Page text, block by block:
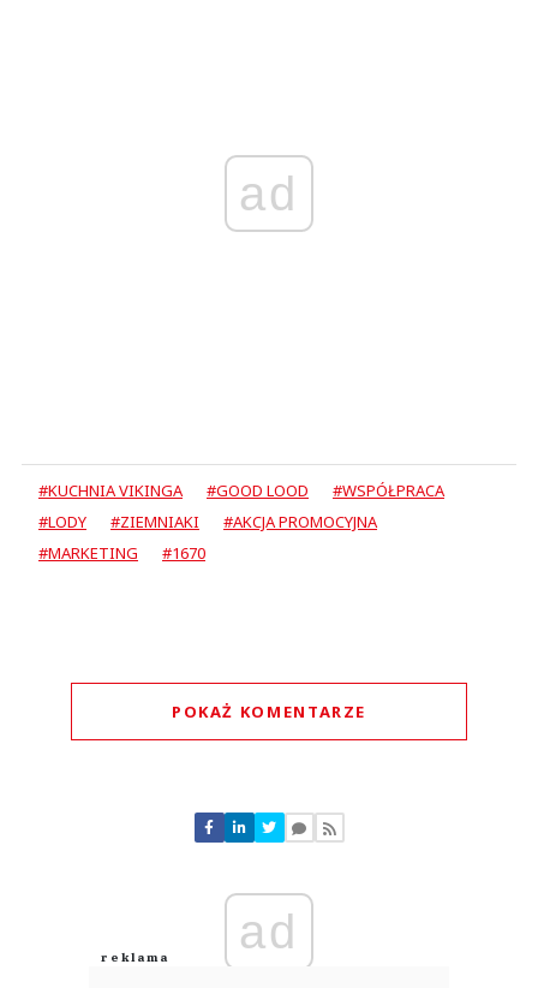
ad
#KUCHNIA VIKINGA #GOOD LOOD
#WSPÓŁPRACA
#LODY
#ZIEMNIAKI
#AKCJA PROMOCYJNA
#MARKETING
#1670
POKAŻ KOMENTARZE
Nie znaleziono komentarzy
Zostaw swoje komentarze
Anuluj
ad